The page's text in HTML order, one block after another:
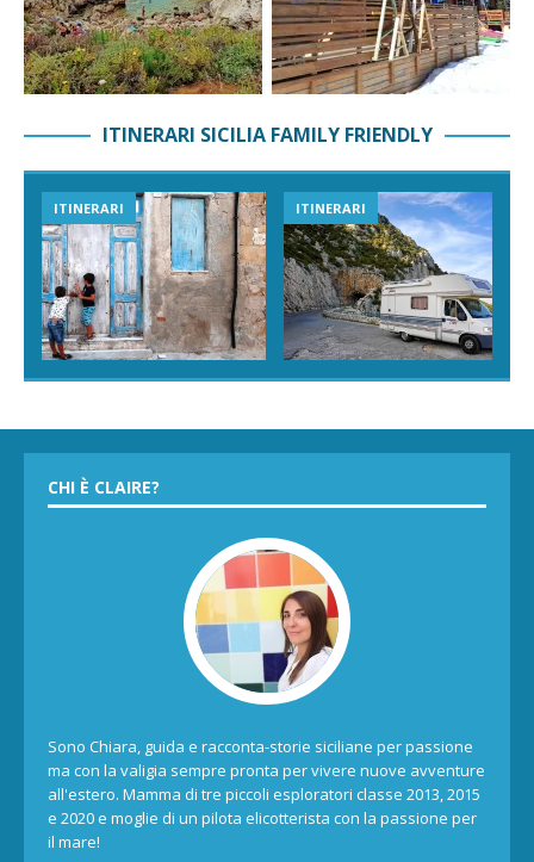
ITINERARI SICILIA FAMILY FRIENDLY
ITINERARI ITINERARI
CHI È CLAIRE?
Sono Chiara, guida e racconta-storie siciliane per passione
ma con la valigia sempre pronta per vivere nuove avventure
all'estero. Mamma di tre piccoli esploratori classe 2013, 2015
e 2020 e moglie di un pilota elicotterista con la passione per
il mare!